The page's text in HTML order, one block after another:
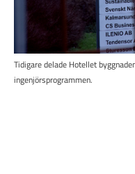
Tidigare delade Hotellet
ingenjörsprogrammen.